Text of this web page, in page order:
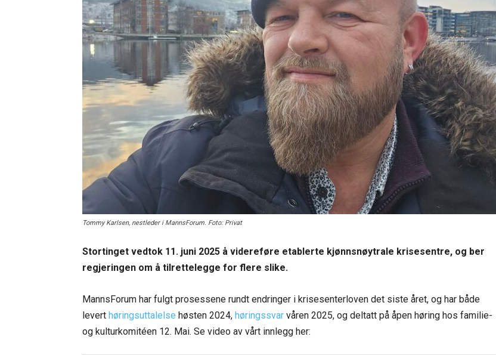
Tommy Karlsen, nestleder i MannsForum. Foto: Privat
Stortinget vedtok 11. juni 2025 å videreføre etablerte kjønnsnøytrale krisesentre, og ber
regjeringen om å tilrettelegge for flere slike.
MannsForum har fulgt prosessene rundt endringer i krisesenterloven det siste året, og har både
levert høringsuttalelse høsten 2024, høringssvar våren 2025, og deltatt på åpen høring hos familie-
og kulturkomitéen 12. Mai. Se video av vårt innlegg her: